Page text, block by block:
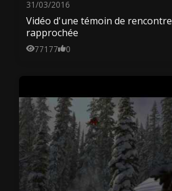
31/03/2016
Vidéo d'une témoin de rencontre
rapprochée
77177 0